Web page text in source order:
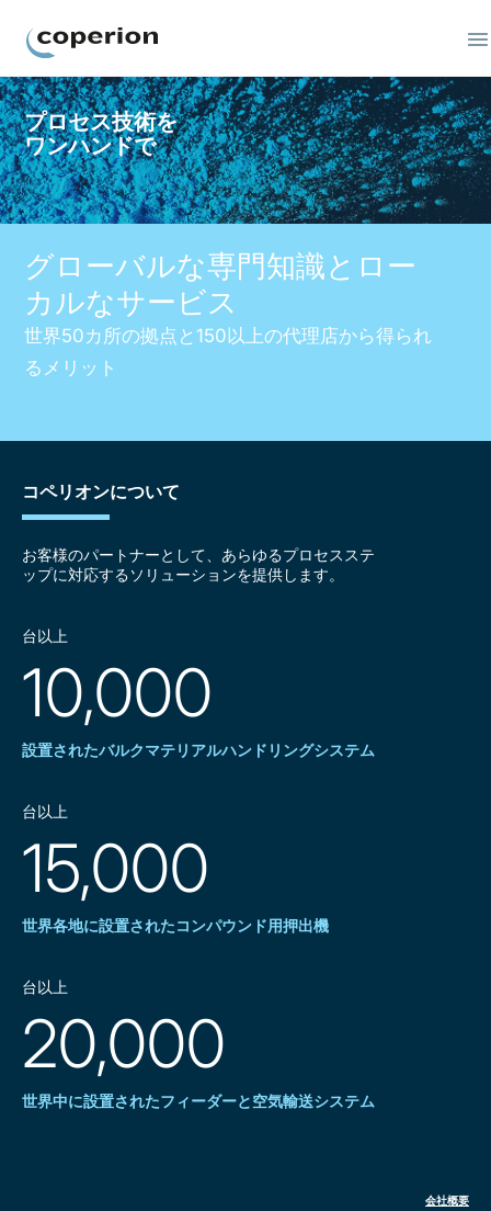
プロセス技術を
ワンハンドで
グローバルな専門知識とロー
カルなサービス
世界50カ所の拠点と150以上の代理店から得られ
るメリット
コペリオンについて
お客様のパートナーとして、あらゆるプロセスステ
ップに対応するソリューションを提供します。
台以上
10,000
設置されたバルクマテリアルハンドリングシステム
台以上
15,000
世界各地に設置されたコンパウンド用押出機
台以上
20,000
世界中に設置されたフィーダーと空気輸送システム
会社概要